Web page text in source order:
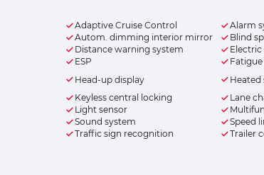
Adaptive Cruise Control Alarm
Autom. dimming interior mirror
Blind
Distance warning system
ESP
Head-up display
Heated
Keyless central locking
Lane
Light sensor
Sound system
Speed
Traffic sign recognition
Trailer